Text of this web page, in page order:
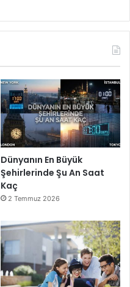
Dünyanın En Büyük
Şehirlerinde Şu An Saat
Kaç
2 Temmuz 2026